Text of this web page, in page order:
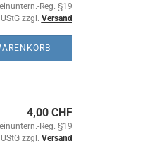
Reg. §19
UStG zzgl. Versand
4,00 CHF
Reg. §19
UStG zzgl. Versand